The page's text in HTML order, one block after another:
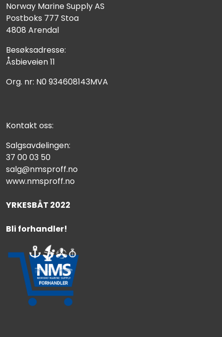
Norway Marine Supply AS
Postboks 777 Stoa
4808 Arendal
Besøksadresse:
Åsbieveien 11
Org. nr: N0 934608143MVA
Kontakt oss:
Salgsavdelingen:
37 00 03 50
salg@nmsproff.no
www.nmsproff.no
YRKESBÅT 2022
Bli forhandler!